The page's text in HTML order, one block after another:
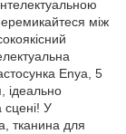
між
Enya, 5
ідеально
сцені! У
тканина для